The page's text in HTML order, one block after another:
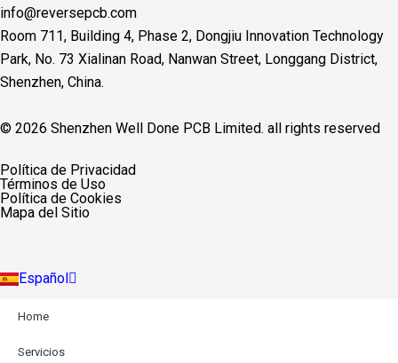
info@reversepcb.com
Room 711, Building 4, Phase 2, Dongjiu Innovation Technology
Park, No. 73 Xialinan Road, Nanwan Street, Longgang District,
Shenzhen, China.
© 2026 Shenzhen Well Done PCB Limited. all rights reserved
Política de Privacidad
Términos de Uso
Política de Cookies
Mapa del Sitio
Español
Deutsch
Français
Русский
Indonesia
Home
Servicios